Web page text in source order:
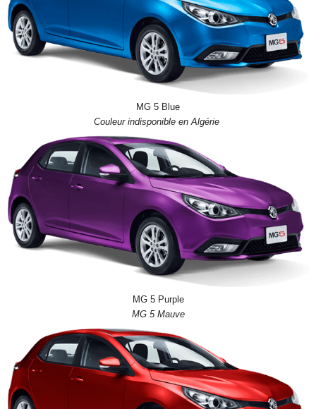
MG 5 Blue
Couleur indisponible en Algérie
MG 5 Purple
MG 5 Mauve